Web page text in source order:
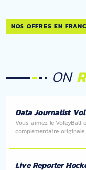
NOS OFFRES EN
ON
Data Journalist
Vous aimez le VolleyBall
complémentaire
Live Reporter